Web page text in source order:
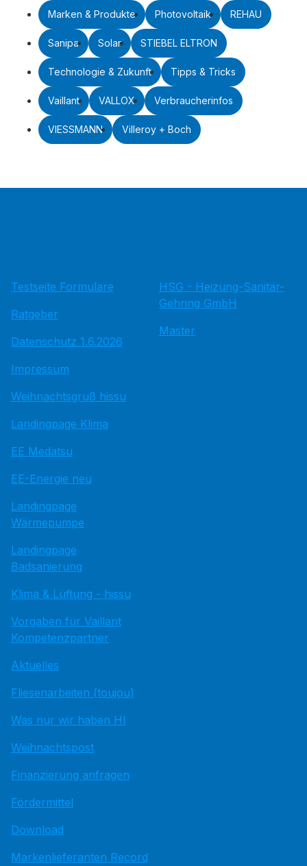
Marken & Produkte Photovoltaik REHAU
Sanipa Solar STIEBEL ELTRON
Technologie & Zukunft Tipps & Tricks
Vaillant VALLOX Verbraucherinfos
VIESSMANN Villeroy + Boch
Testseite Formulare
Ratgeber
Datenschutz 1.6.2026
Impressum
Weihnachtsgruß hissu
Landingpage Klima
EE Medatsu
EE-Energie neu
Landingpage
Wärmepumpe
Landingpage
Badsanierung
Klima & Lüftung - hissu
Vorgaben für Vaillant
Kompetenzpartner
Aktuelles
Fliesenarbeiten (toujou)
Was nur wir haben HI
Weihnachtspost
Finanzierung anfragen
Fördermittel
Download
Markenlieferanten Record
HSG - Heizung-Sanitär-
Gehring GmbH
Master